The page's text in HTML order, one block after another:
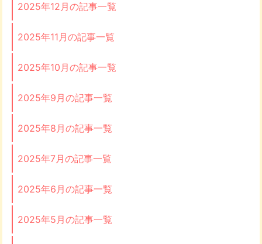
2025年12月の記事一覧
2025年11月の記事一覧
2025年10月の記事一覧
2025年9月の記事一覧
2025年8月の記事一覧
2025年7月の記事一覧
2025年6月の記事一覧
2025年5月の記事一覧